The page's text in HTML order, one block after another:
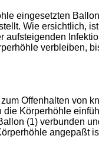
eingesetzten
Wie ersichtlich,
aufsteigenden
verbleiben,
Offenhalten von
Körperhöhle
(1) verbunden
angepaßt